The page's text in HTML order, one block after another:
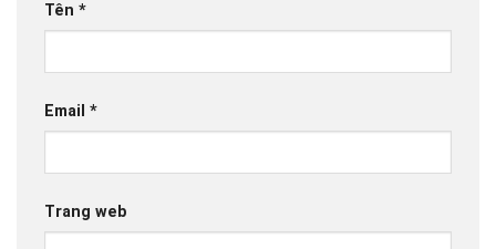
Tên *
Email *
Trang web